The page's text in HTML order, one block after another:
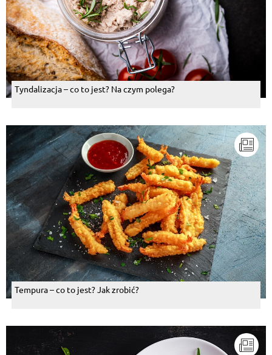
Tyndalizacja – co to jest? Na czym polega?
Tempura – co to jest? Jak zrobić?